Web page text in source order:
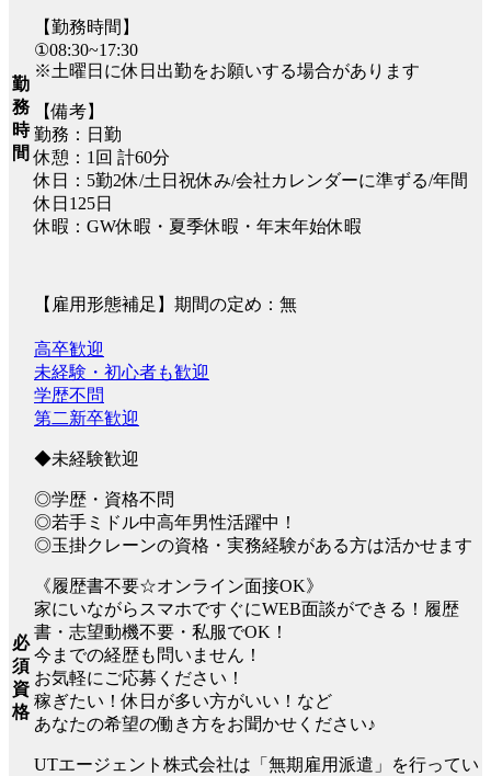
勤
務
時
間
【勤務時間】
①08:30~17:30
※土曜日に休日出勤をお願いする場合があります
【備考】
勤務：日勤
休憩：1回 計60分
休日：5勤2休/土日祝休み/会社カレンダーに準ずる/年間
休日125日
休暇：GW休暇・夏季休暇・年末年始休暇
【雇用形態補足】期間の定め：無
必
須
資
格
高卒歓迎
未経験・初心者も歓迎
学歴不問
第二新卒歓迎
◆未経験歓迎
◎学歴・資格不問
◎若手ミドル中高年男性活躍中！
◎玉掛クレーンの資格・実務経験がある方は活かせます
《履歴書不要☆オンライン面接OK》
家にいながらスマホですぐにWEB面談ができる！履歴
書・志望動機不要・私服でOK！
今までの経歴も問いません！
お気軽にご応募ください！
稼ぎたい！休日が多い方がいい！など
あなたの希望の働き方をお聞かせください♪
UTエージェント株式会社は「無期雇用派遣」を行ってい